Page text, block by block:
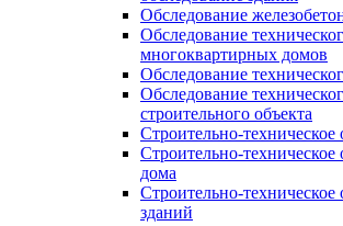
Обследование
Обследование
многоквартирных домов
Обследование
Обследование
строительного объекта
Строительно-техническое
Строительно-техническое
дома
Строительно-техническое
зданий